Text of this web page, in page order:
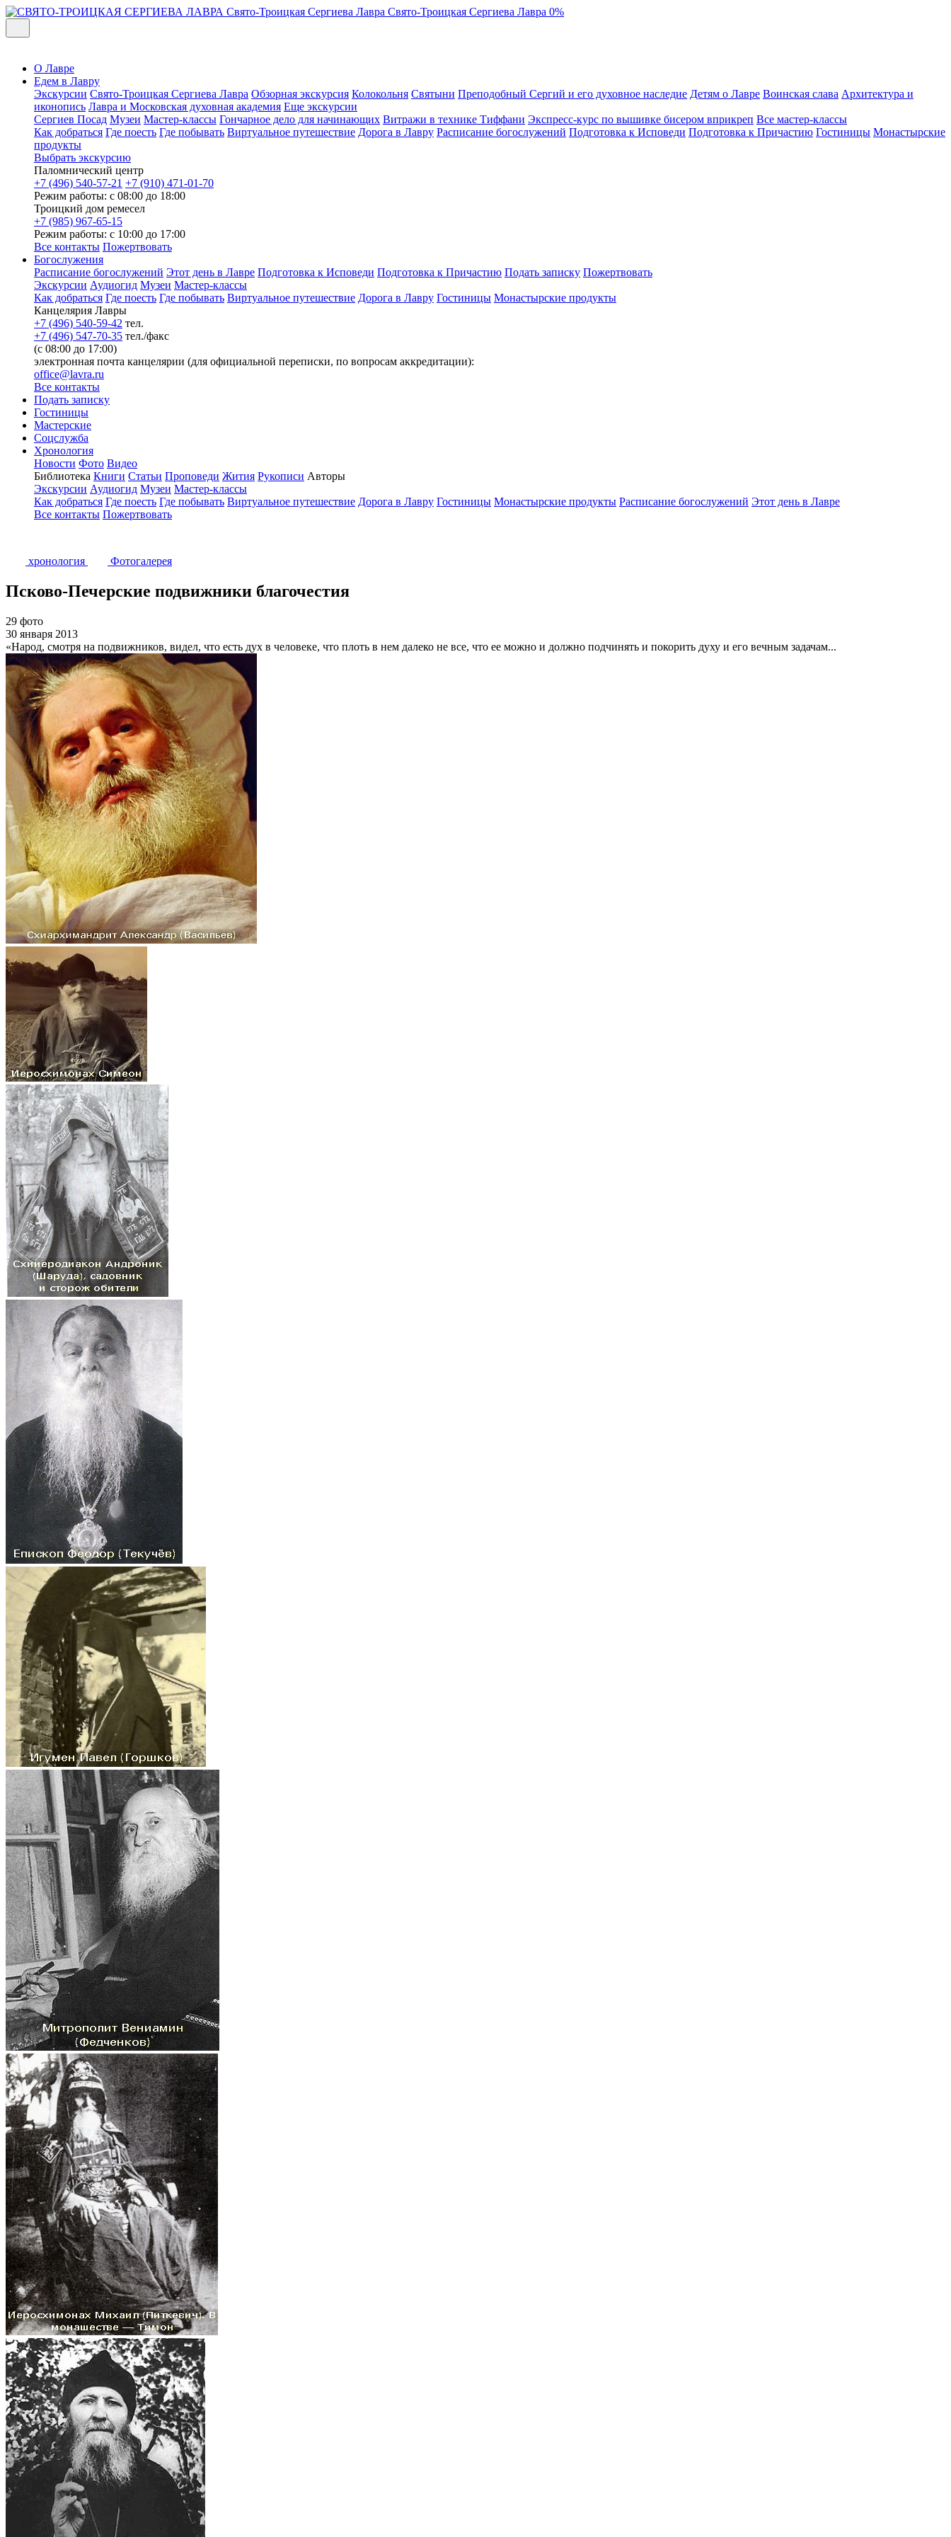
Свято-Троицкая Сергиева Лавра Свято-Троицкая Сергиева Лавра 0%
О Лавре
Едем в Лавру
Экскурсии Свято-Троицкая Сергиева Лавра Обзорная экскурсия Колокольня Святыни Преподобный Сергий и его духовное наследие Детям о Лавре Воинская слава Архитектура и
иконопись Лавра и Московская духовная академия Еще экскурсии
Сергиев Посад Музеи Мастер-классы Гончарное дело для начинающих Витражи в технике Тиффани Экспресс-курс по вышивке бисером вприкреп Все мастер-классы
Как добраться Где поесть Где побывать Виртуальное путешествие Дорога в Лавру Расписание богослужений Подготовка к Исповеди Подготовка к Причастию Гостиницы Монастырские
продукты
Выбрать экскурсию
Паломнический центр
+7 (496) 540-57-21 +7 (910) 471-01-70
Режим работы: с 08:00 до 18:00
Троицкий дом ремесел
+7 (985) 967-65-15
Режим работы: с 10:00 до 17:00
Все контакты Пожертвовать
Богослужения
Расписание богослужений Этот день в Лавре Подготовка к Исповеди Подготовка к Причастию Подать записку Пожертвовать
Экскурсии Аудиогид Музеи Мастер-классы
Как добраться Где поесть Где побывать Виртуальное путешествие Дорога в Лавру Гостиницы Монастырские продукты
Канцелярия Лавры
+7 (496) 540-59-42 тел.
+7 (496) 547-70-35 тел./факс
(с 08:00 до 17:00)
электронная почта канцелярии (для официальной переписки, по вопросам аккредитации):
office@lavra.ru
Все контакты
Подать записку
Гостиницы
Мастерские
Соцслужба
Хронология
Новости Фото Видео
Библиотека Книги Статьи Проповеди Жития Рукописи Авторы
Экскурсии Аудиогид Музеи Мастер-классы
Как добраться Где поесть Где побывать Виртуальное путешествие Дорога в Лавру Гостиницы Монастырские продукты Расписание богослужений Этот день в Лавре
Все контакты Пожертвовать
хронология Фотогалерея
Псково-Печерские подвижники благочестия
29 фото
30 января 2013
«Народ, смотря на подвижников, видел, что есть дух в человеке, что плоть в нем далеко не все, что ее можно и должно подчинять и покорить духу и его вечным задачам...